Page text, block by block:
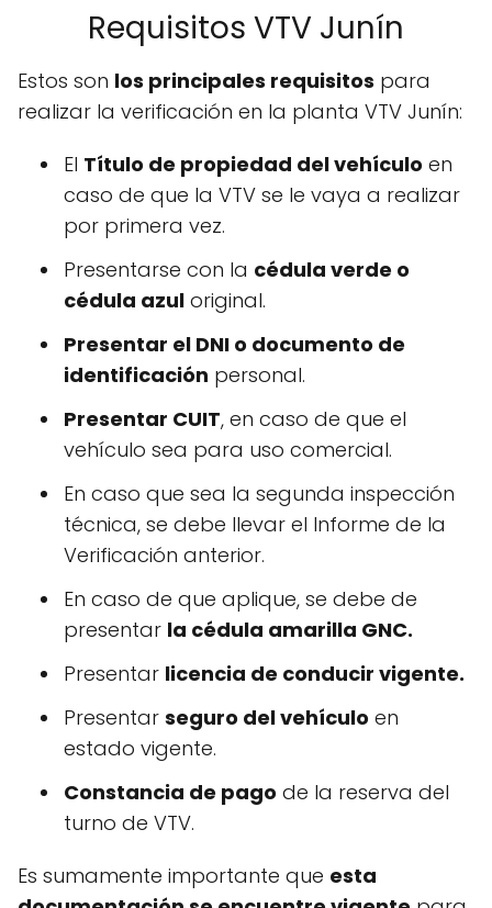
Requisitos VTV Junín
Estos son los principales requisitos para
realizar la verificación en la planta VTV Junín:
El Título de propiedad del vehículo en
caso de que la VTV se le vaya a realizar
por primera vez.
Presentarse con la cédula verde o
cédula azul original.
Presentar el DNI o documento de
identificación personal.
Presentar CUIT, en caso de que el
vehículo sea para uso comercial.
En caso que sea la segunda inspección
técnica, se debe llevar el Informe de la
Verificación anterior.
En caso de que aplique, se debe de
presentar la cédula amarilla GNC.
Presentar licencia de conducir vigente.
Presentar seguro del vehículo en
estado vigente.
Constancia de pago de la reserva del
turno de VTV.
Es sumamente importante que esta